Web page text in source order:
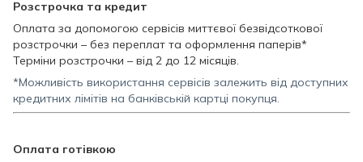
Розстрочка та кредит
Оплата за допомогою сервісів миттєвої безвідсоткової
розстрочки – без переплат та оформлення паперів*
Терміни розстрочки – від 2 до 12 місяців.
*Можливість використання сервісів залежить від доступних
кредитних лімітів на банківській картці покупця.
Оплата готівкою